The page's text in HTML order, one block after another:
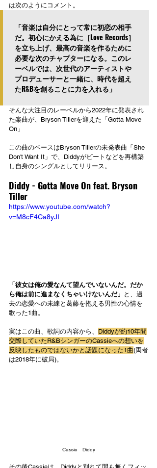
は次のようにコメント。
「音楽は自分にとって常に初恋の相手
だ。初心にかえる為に［Love Records］
を立ち上げ、最高の音楽を作るために
必要な次のチャプターになる。このレ
ーベルでは、次世代のアーティストや
プロデューサーと一緒に、時代を超え
たR&Bを創ることに力を入れる」
そんな大注目のレーベルから2022年に発表され
た楽曲が、Bryson Tillerを迎えた「Gotta Move
On」
この曲のベースはBryson Tillerの未発表曲「She
Don't Want It」で、Diddyがビートなどを再構築
し自身のシングルとしてリリース。
Diddy - Gotta Move On feat. Bryson
Tiller
https://www.youtube.com/watch?
v=M8cF4Ca8yJI
「彼女は俺の愛なんて望んでいないんだ。だか
ら俺は前に進まなくちゃいけないんだ」 と、過
去の恋愛への未練と葛藤を抱える男性の心情を
歌った1曲。
実はこの曲、歌詞の内容から、 Diddyが約10年間
交際していたR&BシンガーのCassieへの想いを
反映したものではないかと話題になった1曲(両者
は2018年に破局)。
Cassie　Diddy